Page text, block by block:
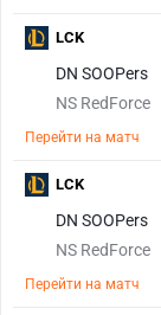
DN SOOPers
NS RedForce
Перейти на матч
LCK
DN SOOPers
NS RedForce
Перейти на матч
LCK